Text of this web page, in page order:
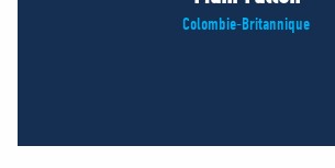
Colombie-Britannique